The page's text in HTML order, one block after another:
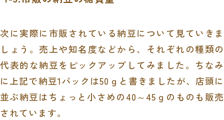
次に実際に市販されている納豆について見ていきま
しょう。売上や知名度などから、それぞれの種類の
代表的な納豆をピックアップしてみました。ちなみ
に上記で納豆1パックは50ｇと書きましたが、店頭に
並ぶ納豆はちょっと小さめの40～45ｇのものも販売
されています。